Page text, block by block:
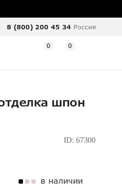
8 (800) 200 45 34 Россия
0 0
шпон
ID:67300
в наличии